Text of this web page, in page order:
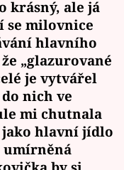
krásný, ale já
se milovnice
hlavního
„glazurované
je vytvářel
nich ve
mi chutnala
jako hlavní jídlo
umírněná